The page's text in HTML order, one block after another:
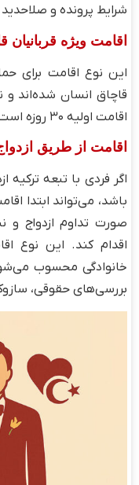
شرایط پرونده و
اقامت ویژه قربانیان
این نوع اقامت برای
قاچاق انسان شده‌اند و
اقامت اولیه ۳۰ روزه است و تا سقف سه سال قابل تمدید است.
اقامت از طریق
اگر فردی با تبعه
باشد، می‌تواند ابتدا
صورت تداوم ازدواج و
اقدام کند. این نوع
خانوادگی محسوب
بررسی‌های حقوقی،